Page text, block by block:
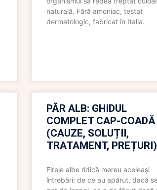
naturală. Fără amoniac, testat
dermatologic, fabricat în Italia.
PĂR ALB: GHIDUL
COMPLET CAP-COADĂ
(CAUZE, SOLUȚII,
TRATAMENT, PREȚURI)
Firele albe ridică mereu aceleași
întrebări: de ce au apărut, dacă